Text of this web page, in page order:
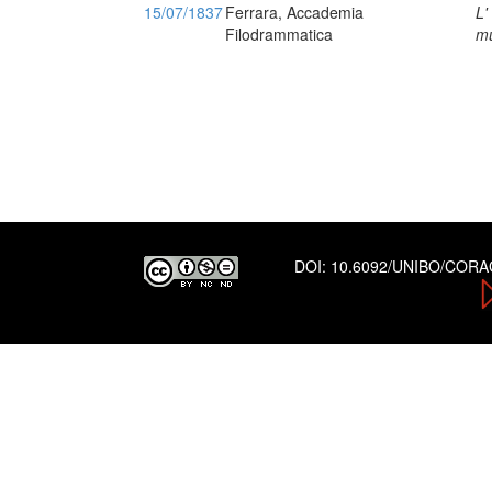
15/07/1837Ferrara, Accademia
Filodrammatica
L'
DOI: 10.6092/UNIBO/